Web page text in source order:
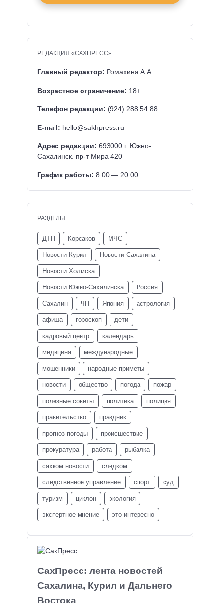
СахПресс: лента новостей
Сахалина, Курил и Дальнего
Востока
РЕДАКЦИЯ «САХПРЕСС»
Главный редактор: Ромахина А.А.
Возрастное ограничение: 18+
Телефон редакции: (924) 288 54 88
E-mail: hello@sakhpress.ru
Адрес редакции: 693000 г. Южно-
Сахалинск, пр-т Мира 420
График работы: 8:00 — 20:00
РАЗДЕЛЫ
ДТП Корсаков МЧС
Новости Курил Новости Сахалина
Новости Холмска
Новости Южно-Сахалинска Россия
Сахалин ЧП Япония астрология
афиша гороскоп дети
кадровый центр календарь
медицина международные
мошенники народные приметы
новости общество погода пожар
полезные советы политика полиция
правительство праздник
прогноз погоды происшествие
прокуратура работа рыбалка
сахком новости следком
следственное управление спорт суд
туризм циклон экология
экспертное мнение это интересно